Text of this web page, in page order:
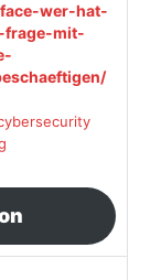
wer-hat-
frage-mit-